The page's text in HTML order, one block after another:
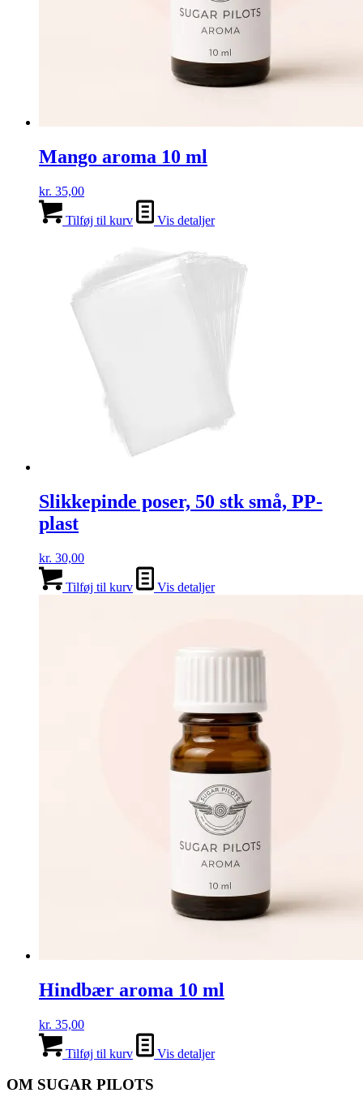
Mango aroma 10 ml
kr. 35,00
Tilføj til kurv Vis detaljer
Slikkepinde poser, 50 stk små, PP-
plast
kr. 30,00
Tilføj til kurv Vis detaljer
Hindbær aroma 10 ml
kr. 35,00
Tilføj til kurv Vis detaljer
OM SUGAR PILOTS